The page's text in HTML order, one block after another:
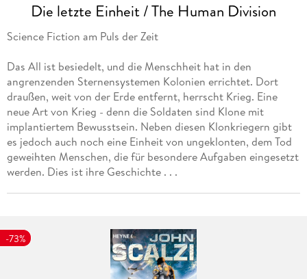
Die letzte Einheit / The Human Division
Science Fiction am Puls der Zeit
Das All ist besiedelt, und die Menschheit hat in den
angrenzenden Sternensystemen Kolonien errichtet. Dort
draußen, weit von der Erde entfernt, herrscht Krieg. Eine
neue Art von Krieg - denn die Soldaten sind Klone mit
implantiertem Bewusstsein. Neben diesen Klonkriegern gibt
es jedoch auch noch eine Einheit von ungeklonten, dem Tod
geweihten Menschen, die für besondere Aufgaben eingesetzt
werden. Dies ist ihre Geschichte . . .
-73%